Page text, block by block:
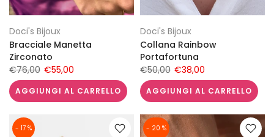
Doci's Bijoux
Bracciale Manetta
Zirconato
€76,00 €55,00
AGGIUNGI AL CARRELLO
Doci's Bijoux
Collana Rainbow
Portafortuna
€50,00 €38,00
AGGIUNGI AL CARRELLO
- 17 % - 20 %